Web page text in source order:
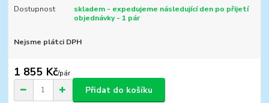
Dostupnost
skladem - expedujeme následující den po přijetí
objednávky - 1 pár
Nejsme plátci DPH
1 855 Kč/pár
Přidat do košíku